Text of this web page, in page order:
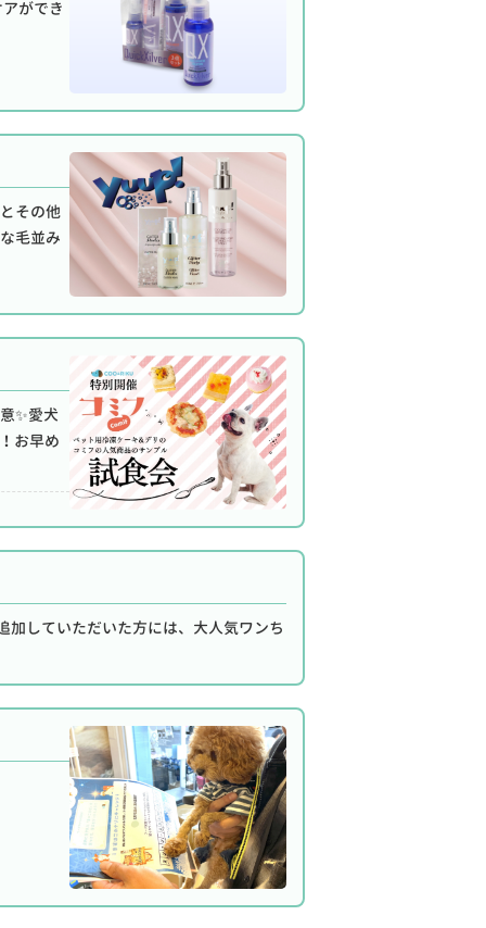
ができ
その他
毛並み
✨愛犬
お早め
していただいた方には、大人気ワンち